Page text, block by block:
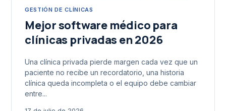
GESTIÓN DE CLÍNICAS
Mejor software médico para
clínicas privadas en 2026
Una clínica privada pierde margen cada vez que un
paciente no recibe un recordatorio, una historia
clínica queda incompleta o el equipo debe cambiar
entre...